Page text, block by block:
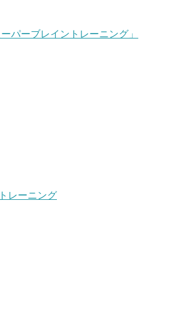
パーブレイントレーニング」
レーニング